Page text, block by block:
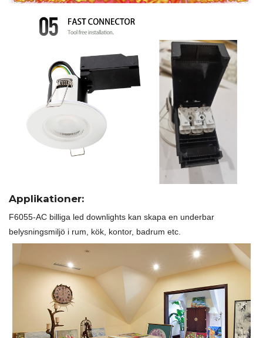
Applikationer:
F6055-AC billiga led downlights kan skapa en underbar
belysningsmiljö i rum, kök, kontor, badrum etc.